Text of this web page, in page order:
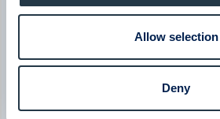
Allow selection
Deny
Jessica Skon